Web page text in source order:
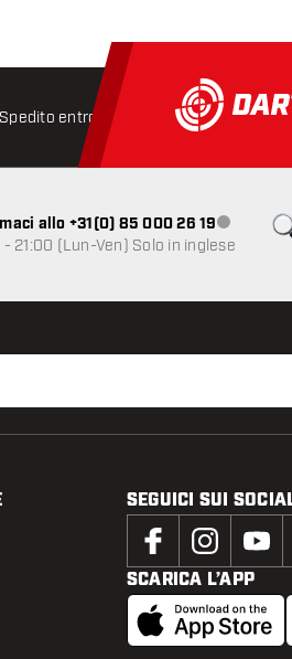
Spedito entro 24 ore
allo +31(0) 85 000 26 19Servizio
21:00 (Lun-Ven) Solo in inglese
SEGUICI SUI
SCARICA L’APP